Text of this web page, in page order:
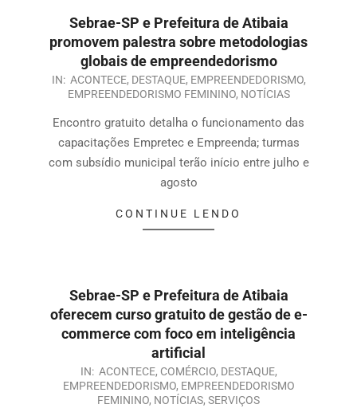
Sebrae-SP e Prefeitura de Atibaia
promovem palestra sobre metodologias
globais de empreendedorismo
IN: ACONTECE, DESTAQUE, EMPREENDEDORISMO,
EMPREENDEDORISMO FEMININO, NOTÍCIAS
Encontro gratuito detalha o funcionamento das
capacitações Empretec e Empreenda; turmas
com subsídio municipal terão início entre julho e
agosto
CONTINUE LENDO
Sebrae-SP e Prefeitura de Atibaia
oferecem curso gratuito de gestão de e-
commerce com foco em inteligência
artificial
IN: ACONTECE, COMÉRCIO, DESTAQUE,
EMPREENDEDORISMO, EMPREENDEDORISMO
FEMININO, NOTÍCIAS, SERVIÇOS